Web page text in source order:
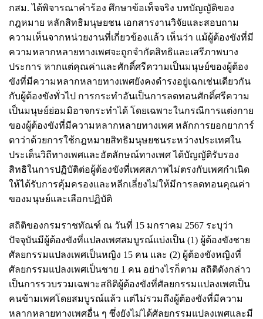
กสม. ได้พิจารณาคำร้อง ศึกษาข้อเท็จจริง บทบัญญัติของ
กฎหมาย หลักสิทธิมนุษยชน เอกสารงานวิจัยและสอบถาม
ความเห็นจากหน่วยงานที่เกี่ยวข้องแล้ว เห็นว่า แม้ผู้ต้องขังที่มี
ความหลากหลายทางเพศจะถูกจำกัดสิทธิและเสรีภาพบาง
ประการ หากแต่คุณค่าและศักดิ์ศรีความเป็นมนุษย์ของผู้ต้อง
ขังที่มีความหลากหลายทางเพศยังคงดำรงอยู่เฉกเช่นเดียวกัน
กับผู้ต้องขังทั่วไป การกระทำอันเป็นการลดทอนศักดิ์ศรีความ
เป็นมนุษย์ย่อมมิอาจกระทำได้ โดยเฉพาะในกรณีการแต่งกาย
ของผู้ต้องขังที่มีความหลากหลายทางเพศ หลักการยอกยาการ์
ตาว่าด้วยการใช้กฎหมายสิทธิมนุษยชนระหว่างประเทศใน
ประเด็นวิถีทางเพศและอัตลักษณ์ทางเพศ ได้บัญญัติรับรอง
สิทธิในการปฏิบัติต่อผู้ต้องขังที่เพศสภาพไม่ตรงกับเพศกำเนิด
ให้ได้รับการคุ้มครองและหลีกเลี่ยงไม่ให้มีการลดทอนคุณค่า
ของมนุษย์และเลือกปฏิบัติ
สถิติของกรมราชทัณฑ์ ณ วันที่ 15 มกราคม 2567 ระบุว่า
ปัจจุบันมีผู้ต้องขังที่แปลงเพศสมบูรณ์แบ่งเป็น (1) ผู้ต้องขังชาย
ศัลยกรรมแปลงเพศเป็นหญิง 15 คน และ (2) ผู้ต้องขังหญิงที่
ศัลยกรรมแปลงเพศเป็นชาย 1 คน อย่างไรก็ตาม สถิติดังกล่าว
เป็นการรวบรวมเฉพาะสถิติผู้ต้องขังที่ศัลยกรรมแปลงเพศเป็น
คนข้ามเพศโดยสมบูรณ์แล้ว แต่ไม่รวมถึงผู้ต้องขังที่มีความ
หลากหลายทางเพศอื่น ๆ ซึ่งยังไม่ได้ศัลยกรรมแปลงเพศและมี